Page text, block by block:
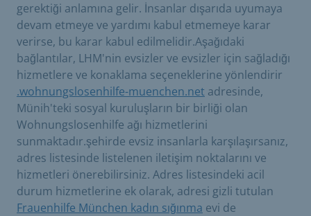
gerektiği anlamına gelir. İnsanlar dışarıda uyumaya
devam etmeye ve yardımı kabul etmemeye karar
verirse, bu karar kabul edilmelidir.Aşağıdaki
bağlantılar, LHM'nin evsizler ve evsizler için sağladığı
hizmetlere ve konaklama seçeneklerine yönlendirir
.wohnungslosenhilfe-muenchen.net adresinde,
Münih'teki sosyal kuruluşların bir birliği olan
Wohnungslosenhilfe ağı hizmetlerini
sunmaktadır.şehirde evsiz insanlarla karşılaşırsanız,
adres listesinde listelenen iletişim noktalarını ve
hizmetleri önerebilirsiniz. Adres listesindeki acil
durum hizmetlerine ek olarak, adresi gizli tutulan
Frauenhilfe München kadın sığınma evi de